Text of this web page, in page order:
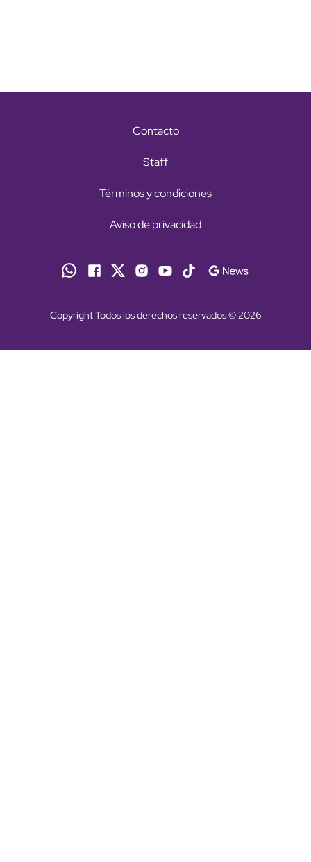
Contacto
Staff
Términos y condiciones
Aviso de privacidad
Copyright Todos los derechos reservados © 2026